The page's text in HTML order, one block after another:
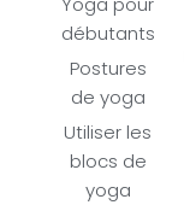
Yoga pour
débutants
Postures
de yoga
Utiliser les
blocs de
yoga